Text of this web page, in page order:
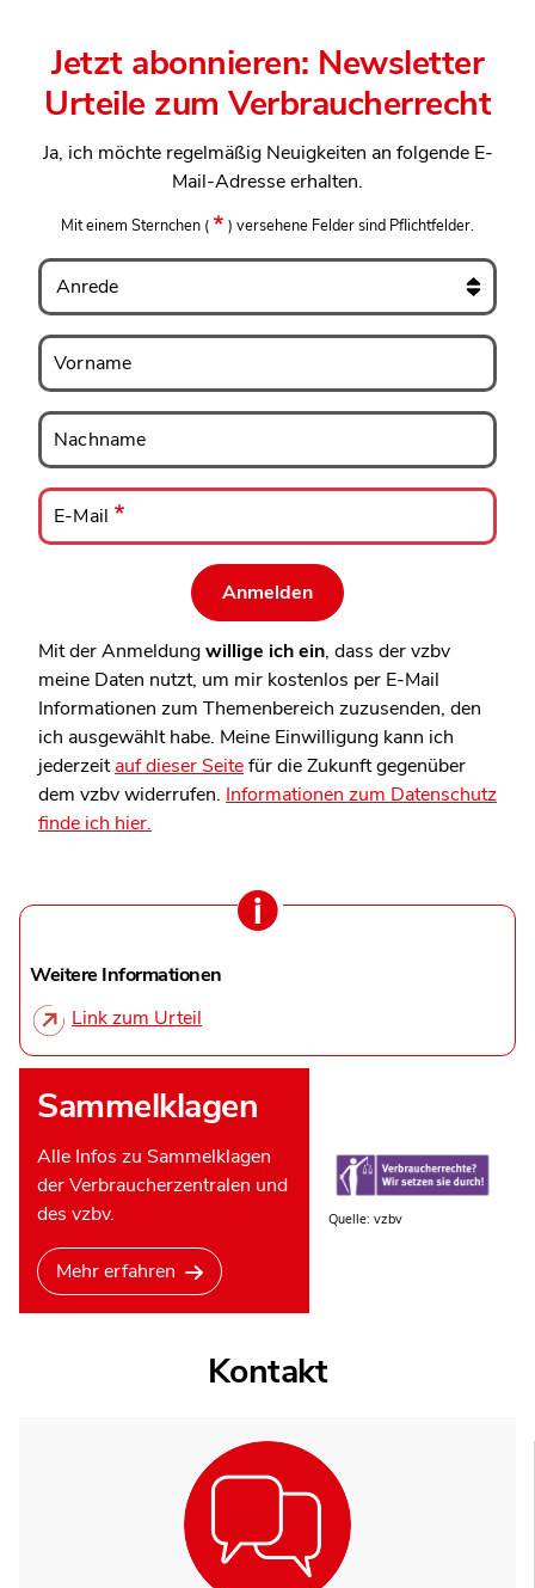
Jetzt abonnieren: Newsletter
Urteile zum Verbraucherrecht
Ja, ich möchte regelmäßig Neuigkeiten an folgende E-
Mail-Adresse erhalten.
Mit einem Sternchen ( ) versehene Felder sind Pflichtfelder.
Anrede
Vorname
Vorname
Nachname
Nachname
E-
Mail
E-Mail
Mit der Anmeldungwillige ich ein, dass der vzbv
meine Daten nutzt, um mir kostenlos per E-Mail
Informationen zum Themenbereich zuzusenden, den
ich ausgewählt habe. Meine Einwilligung kann ich
jederzeitauf dieser Seitefür die Zukunft gegenüber
dem vzbv widerrufen. Informationen zum Datenschutz
finde ich hier.
Weitere Informationen
Link zum Urteil
Sammelklagen
Alle Infos zu Sammelklagen
der Verbraucherzentralen und
des vzbv.
Mehr erfahren
Quelle: vzbv
Kontakt